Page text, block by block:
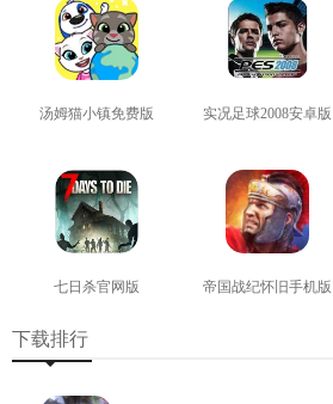
汤姆猫小镇免费版 实况足球2008安卓版
七日杀官网版 帝国战纪怀旧手机版
下载排行